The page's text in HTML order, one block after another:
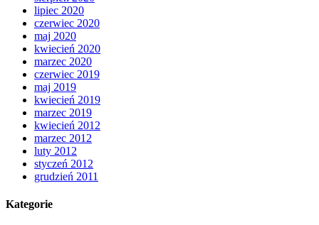
lipiec 2020
czerwiec 2020
maj 2020
kwiecień 2020
marzec 2020
czerwiec 2019
maj 2019
kwiecień 2019
marzec 2019
kwiecień 2012
marzec 2012
luty 2012
styczeń 2012
grudzień 2011
Kategorie